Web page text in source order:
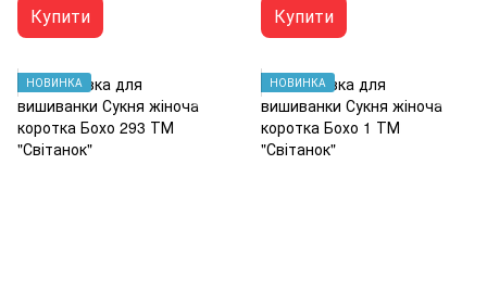
Купити Купити
НОВИНКА НОВИНКА